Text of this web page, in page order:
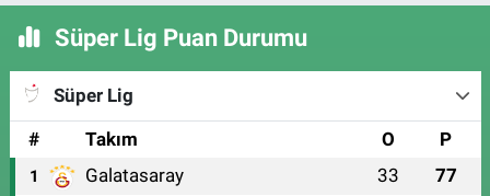
Süper Lig Puan Durumu
Süper Lig
#
Takım O P
1 Galatasaray 33 77